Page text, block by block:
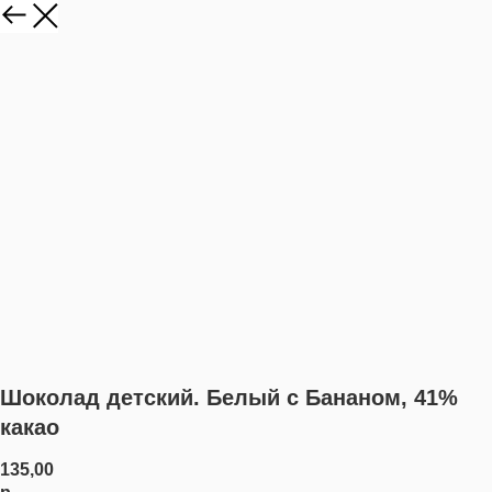
Шоколад детский. Белый с Бананом, 41%
какао
135,00